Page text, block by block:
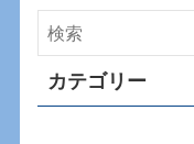
カテゴリー